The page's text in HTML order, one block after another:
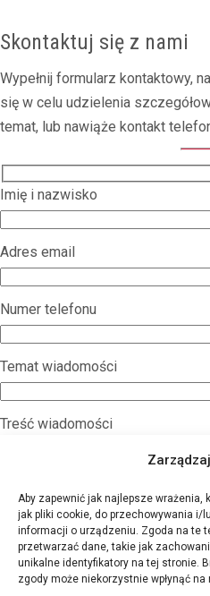
Aby zapewnić jak najlepsze
jak pliki cookie, do przechowywania i/
informacji o urządzeniu. Zgoda na te
przetwarzać dane, takie jak
unikalne identyfikatory na tej stronie.
zgody może niekorzystnie wpłynąć
Skontaktuj się z nami
Wypełnij formularz kontaktowy,
się w celu udzielenia
temat, lub nawiąże kontakt
Imię i nazwisko
Adres email
Numer telefonu
Temat wiadomości
Treść wiadomości
Wyrażam zgodę na
zgodnie z polityką prywatności